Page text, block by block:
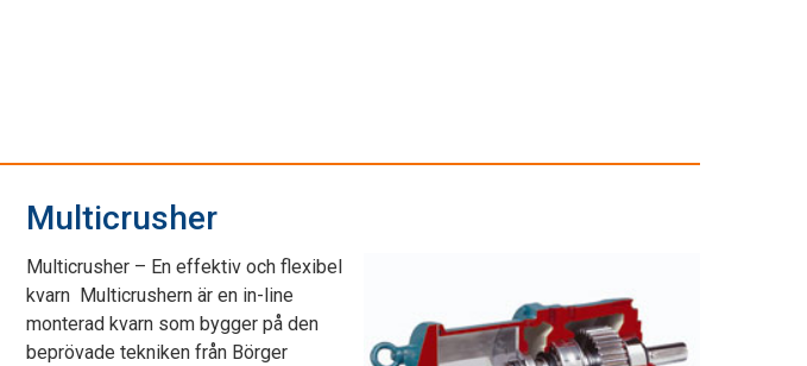
Multicrusher
Multicrusher – En effektiv och flexibel
kvarn Multicrushern är en in-line
monterad kvarn som bygger på den
beprövade tekniken från Börger